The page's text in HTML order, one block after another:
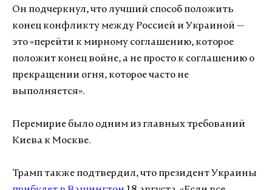
Он подчеркнул, что лучший способ положить
конец конфликту между Россией и Украиной —
это «перейти к мирному соглашению, которое
положит конец войне, а не просто к соглашению о
прекращении огня, которое часто не
выполняется».
Перемирие было одним из главных требований
Киева к Москве.
Трамп также подтвердил, что президент Украины